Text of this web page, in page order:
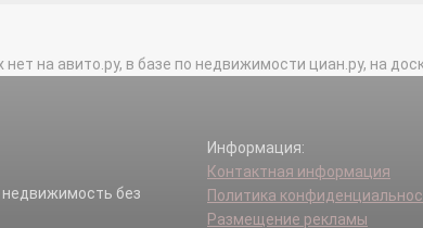
на авито.ру, в базе по недвижимости циан.ру, на
без
Информация:
Контактная информация
Политика
Размещение рекламы